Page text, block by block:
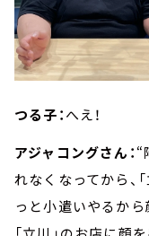
つる子：へえ！
アジャコングさん：“
れなくなってから、
っと小遣いやるか